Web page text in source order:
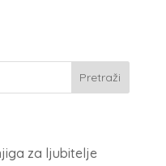
za ljubitelje